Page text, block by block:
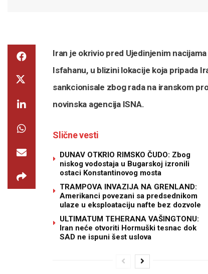
Iran je okrivio pred Ujedinjenim
Isfahanu, u blizini lokacije koja pripada
sankcionisale zbog rada na iranskom
novinska agencija ISNA.
Slične vesti
DUNAV OTKRIO RIMSKO ČUDO: Zbog
niskog vodostaja u Bugarskoj izronili
ostaci Konstantinovog mosta
TRAMPOVA INVAZIJA NA GRENLAND:
Amerikanci povezani sa predsednikom
ulaze u eksploataciju nafte bez dozvole
ULTIMATUM TEHERANA VAŠINGTONU:
Iran neće otvoriti Hormuški tesnac dok
SAD ne ispuni šest uslova